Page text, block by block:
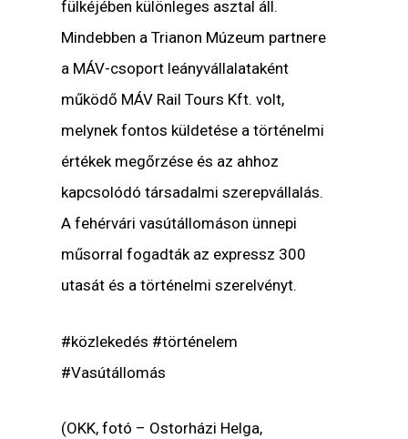
fülkéjében különleges asztal áll.
Mindebben a Trianon Múzeum partnere
a MÁV-csoport leányvállalataként
működő MÁV Rail Tours Kft. volt,
melynek fontos küldetése a történelmi
értékek megőrzése és az ahhoz
kapcsolódó társadalmi szerepvállalás.
A fehérvári vasútállomáson ünnepi
műsorral fogadták az expressz 300
utasát és a történelmi szerelvényt.
#közlekedés #történelem
#Vasútállomás
(OKK, fotó – Ostorházi Helga,